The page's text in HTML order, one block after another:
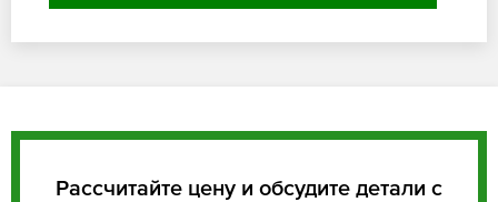
Рассчитайте цену и обсудите детали с